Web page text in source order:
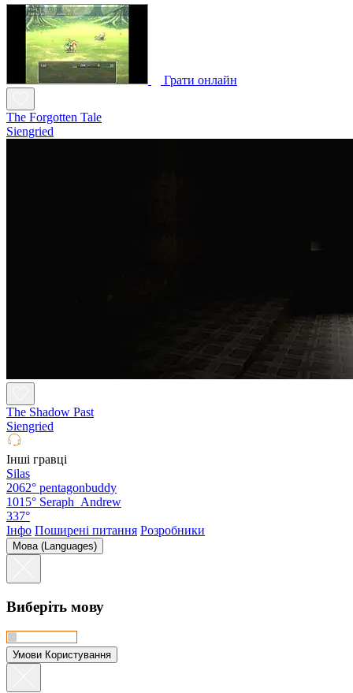
Грати онлайн
The Forgotten Tale
Siengried
The Shadow Past
Siengried
Інші гравці
Silas
2062° pentagonbuddy
1015° Seraph_Andrew
337°
Інфо Поширені питання Розробники
Мова (Languages)
Виберіть мову
Умови Користування